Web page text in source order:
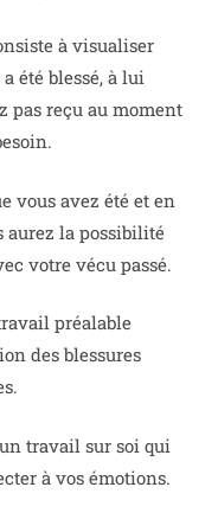
à visualiser
été blessé, à lui
pas reçu au moment
vous avez été et en
aurez la possibilité
votre vécu passé.
préalable
des blessures
travail sur soi qui
à vos émotions.